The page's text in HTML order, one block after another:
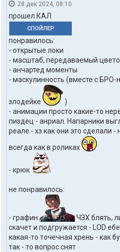
28 дек 2024, 08:10
прошел КАЛ
СПОЙЛЕР
понравилось:
- открытые локи
- масштаб, передаваемый
- анчартед моменты
- маскулинность (вместе с
злодейке
)
- анимации просто какие-то
пиздец - анриал. Напарники
реале - хз как они это сделали
всегда как в роликах
- крюк
не понравилось:
- графин
ЧЗХ блять,
скачет и подгружается - LOD
какая-то точечная хрень - как
так - то вопрос снят